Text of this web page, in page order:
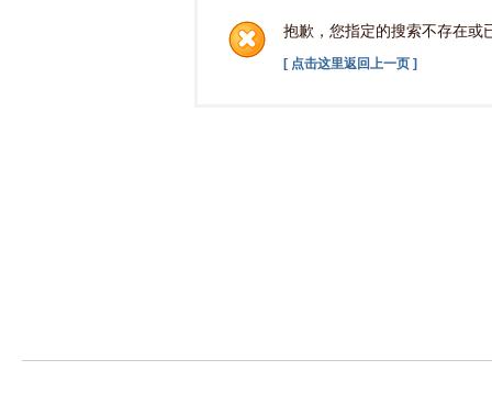
抱歉，您指定的搜索不存在或
[ 点击这里返回上一页 ]